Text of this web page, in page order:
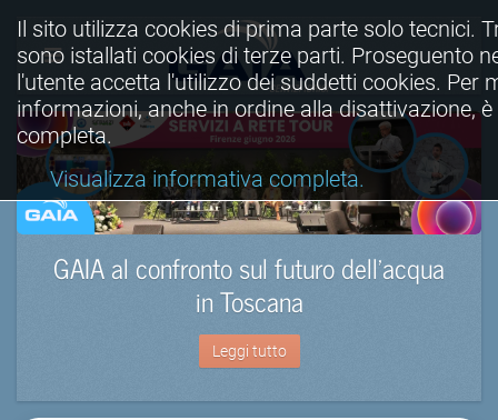
GAIA al confronto sul futuro dell’acqua
in Toscana
Leggi tutto
Il sito utilizza cookies di prima parte solo tecnici.
sono istallati cookies di terze parti. Proseguento
l'utente accetta l'utilizzo dei suddetti cookies. Per
informazioni, anche in ordine alla disattivazione,
completa.
Visualizza informativa completa.